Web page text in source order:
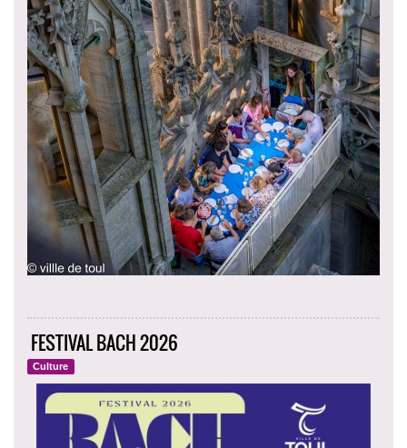
FESTIVAL BACH 2026
Culture